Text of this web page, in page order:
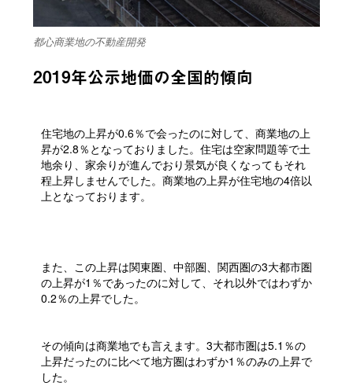
都心商業地の不動産開発
2019年公示地価の全国的傾向
住宅地の上昇が0.6％で会ったのに対して、商業地の上
昇が2.8％となっておりました。住宅は空家問題等で土
地余り、家余りが進んでおり景気が良くなってもそれ
程上昇しませんでした。商業地の上昇が住宅地の4倍以
上となっております。
また、この上昇は関東圏、中部圏、関西圏の3大都市圏
の上昇が1％であったのに対して、それ以外ではわずか
0.2％の上昇でした。
その傾向は商業地でも言えます。3大都市圏は5.1％の
上昇だったのに比べて地方圏はわずか1％のみの上昇で
した。